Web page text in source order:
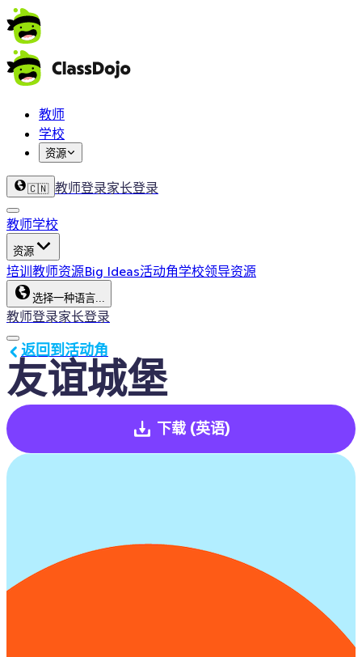
教师
学校
资源
🇨🇳 教师登录家长登录
教师学校
资源
培训 教师资源Big Ideas活动角学校领导资源
选择一种语言...
教师登录家长登录
友谊城堡
返回到活动角
下载 (英语)